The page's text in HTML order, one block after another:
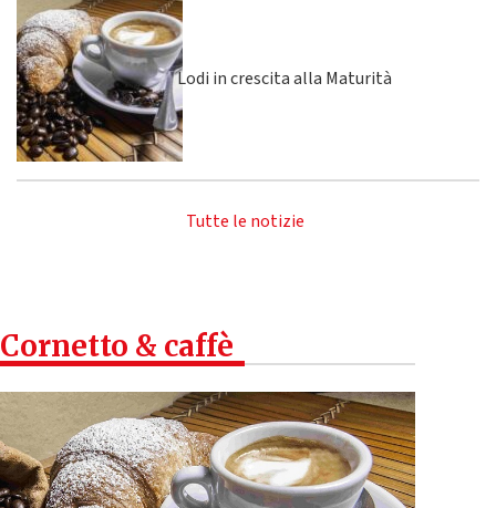
Lodi in crescita alla Maturità
Tutte le notizie
Cornetto & caffè